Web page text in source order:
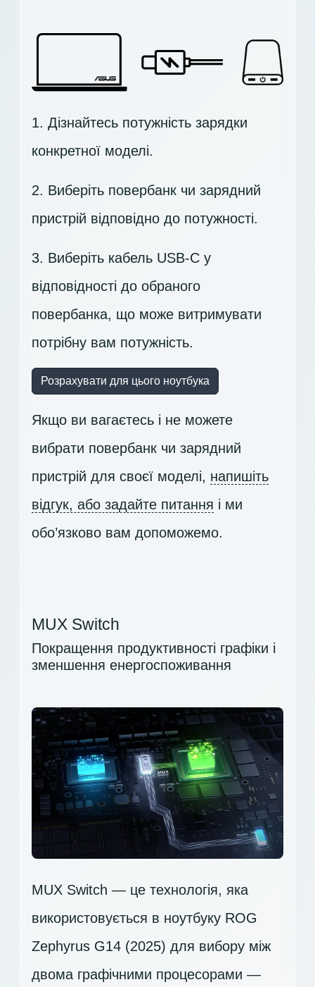
1. Дізнайтесь потужність зарядки
конкретної моделі.
2. Виберіть повербанк чи зарядний
пристрій відповідно до потужності.
3. Виберіть кабель USB-C у
відповідності до обраного
повербанка, що може витримувати
потрібну вам потужність.
Розрахувати для цього ноутбука
Якщо ви вагаєтесь і не можете
вибрати повербанк чи зарядний
пристрій для своєї моделі, напишіть
відгук, або задайте питання і ми
обо’язково вам допоможемо.
MUX Switch
Покращення продуктивності графіки і
зменшення енергоспоживання
MUX Switch — це технологія, яка
використовується в ноутбуку ROG
Zephyrus G14 (2025) для вибору між
двома графічними процесорами —